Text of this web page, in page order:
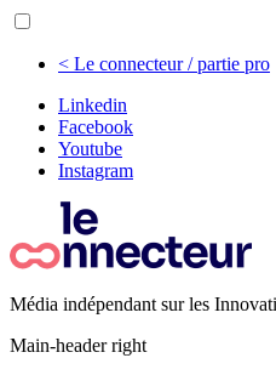
< Le connecteur / partie pro
Linkedin
Facebook
Youtube
Instagram
Média indépendant sur les
Main-header right